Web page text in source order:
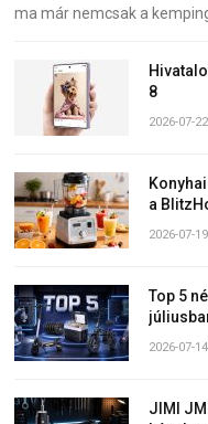
ma már nemcsak a
8
2026-07-22
a
2026-07-19
Top 5
2026-07-14
JIMI